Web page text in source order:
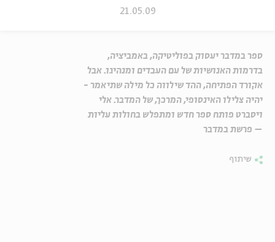
21.05.09
ספר במדבר יעסוק בפוליטיקה, באמביציה,
בדרמות האנושיות של עם העבדים ומנהיגו. אבל
אקורד הפתיחה, ההד שילווה כל מילה שתיאמר -
יהיה צלילו האינסופי, המרכך, של המדבר. אלי
ויסברט פותח ספר חדש ומתפלש בחולות עליות
– פרשת במדבר
שיתוף